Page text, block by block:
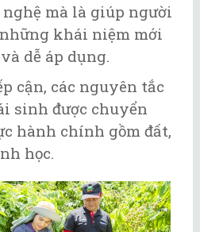
mà là giúp người
khái niệm mới
dễ áp dụng.
cận, các nguyên tắc
sinh được chuyển
hành chính gồm đất,
học.